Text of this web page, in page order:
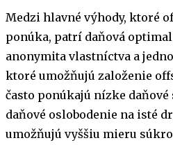
Medzi hlavné výhody, ktoré
ponúka, patrí daňová
anonymita vlastníctva a
ktoré umožňujú založenie
často ponúkajú nízke daňové
daňové oslobodenie na isté
umožňujú vyššiu mieru